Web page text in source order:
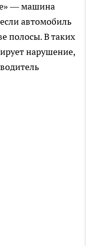
— машина
автомобиль
полосы. В таких
нарушение,